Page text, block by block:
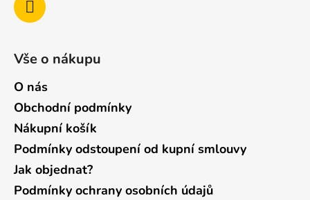
Vše o nákupu
O nás
Obchodní podmínky
Nákupní košík
Podmínky odstoupení od kupní smlouvy
Jak objednat?
Podmínky ochrany osobních údajů